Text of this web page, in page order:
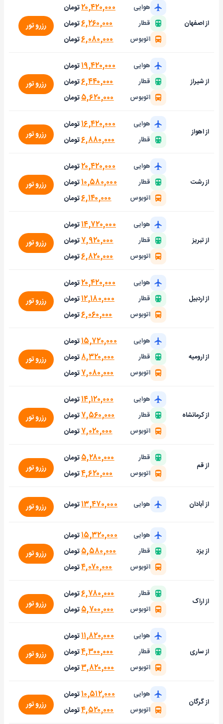
از اصفهان
هوایی ۲۰,۴۲۰,۰۰۰تومان
قطار ۶,۲۶۰,۰۰۰تومان
اتوبوس ۶,۰۸۰,۰۰۰تومان
رزرو تور
از شیراز
هوایی ۱۹,۴۲۰,۰۰۰تومان
قطار ۶,۴۴۰,۰۰۰تومان
اتوبوس ۵,۶۲۰,۰۰۰تومان
رزرو تور
از اهواز
هوایی ۱۶,۴۲۰,۰۰۰تومان
قطار ۶,۸۸۰,۰۰۰تومان رزرو تور
از رشت
هوایی ۲۰,۴۲۰,۰۰۰تومان
قطار ۱۰,۵۸۰,۰۰۰تومان
اتوبوس ۶,۱۴۰,۰۰۰تومان
رزرو تور
از تبریز
هوایی ۱۴,۷۲۰,۰۰۰تومان
قطار ۷,۹۲۰,۰۰۰تومان
اتوبوس ۶,۸۲۰,۰۰۰تومان
رزرو تور
از اردبیل
هوایی ۲۰,۴۲۰,۰۰۰تومان
قطار ۱۲,۱۸۰,۰۰۰تومان
اتوبوس ۶,۰۶۰,۰۰۰تومان
رزرو تور
از ارومیه
هوایی ۱۵,۷۲۰,۰۰۰تومان
قطار ۸,۳۲۰,۰۰۰تومان
اتوبوس ۷,۰۸۰,۰۰۰تومان
رزرو تور
از کرمانشاه
هوایی ۱۴,۱۲۰,۰۰۰تومان
قطار ۷,۵۶۰,۰۰۰تومان
اتوبوس ۷,۰۲۰,۰۰۰تومان
رزرو تور
از قم
قطار ۵,۲۸۰,۰۰۰تومان
اتوبوس ۴,۶۲۰,۰۰۰تومان رزرو تور
از آبادان هوایی ۱۳,۴۷۰,۰۰۰تومان رزرو تور
از یزد
هوایی ۱۵,۳۲۰,۰۰۰تومان
قطار ۵,۵۸۰,۰۰۰تومان
اتوبوس ۴,۰۷۰,۰۰۰تومان
رزرو تور
از اراک
قطار ۶,۷۸۰,۰۰۰تومان
اتوبوس ۵,۷۰۰,۰۰۰تومان رزرو تور
از ساری
هوایی ۱۱,۸۲۰,۰۰۰تومان
قطار ۴,۳۰۰,۰۰۰تومان
اتوبوس ۳,۸۲۰,۰۰۰تومان
رزرو تور
از گرگان
هوایی ۱۰,۵۱۲,۰۰۰تومان
اتوبوس ۴,۵۲۰,۰۰۰تومان رزرو تور